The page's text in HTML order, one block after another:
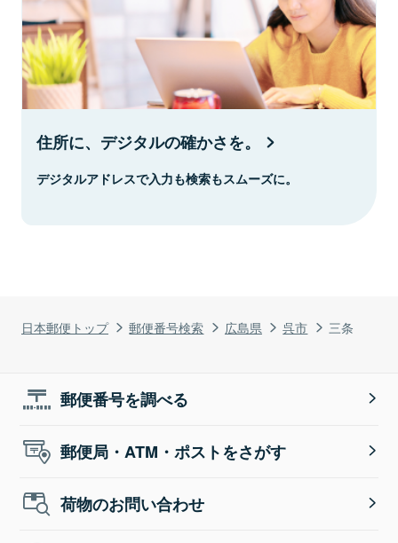
日本郵便トップ 郵便番号検索 広島県 呉市 三条
住所に、デジタルの確かさを。
デジタルアドレスで入力も検索もスムーズに。
郵便番号を調べる
郵便局・ATM・ポストをさがす
荷物のお問い合わせ